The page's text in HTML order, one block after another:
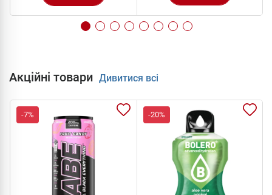
Акційні товари Дивитися всі
-7% -20%